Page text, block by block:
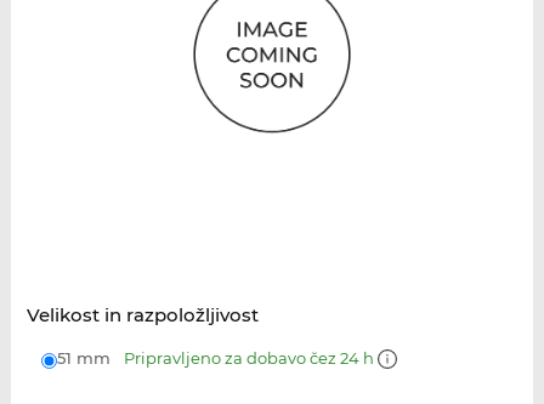
Velikost in razpoložljivost
51 mm Pripravljeno za dobavo čez 24 h